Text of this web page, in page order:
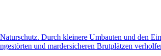
Durch kleinere Umbauten und den
und mardersicheren Brutplätzen